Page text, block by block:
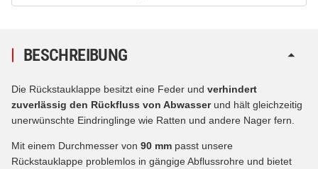
BESCHREIBUNG
Die Rückstauklappe besitzt eine Feder und verhindert
zuverlässig den Rückfluss von Abwasser und hält gleichzeitig
unerwünschte Eindringlinge wie Ratten und andere Nager fern.
Mit einem Durchmesser von 90 mm passt unsere
Rückstauklappe problemlos in gängige Abflussrohre und bietet